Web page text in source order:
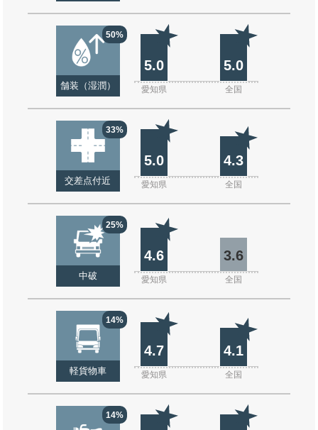
50%
舗装（湿潤）
5.0 5.0
愛知県 全国
33%
交差点付近
5.0 4.3
愛知県 全国
25%
中破
4.6 3.6
愛知県 全国
14%
軽貨物車
4.7 4.1
愛知県 全国
14%